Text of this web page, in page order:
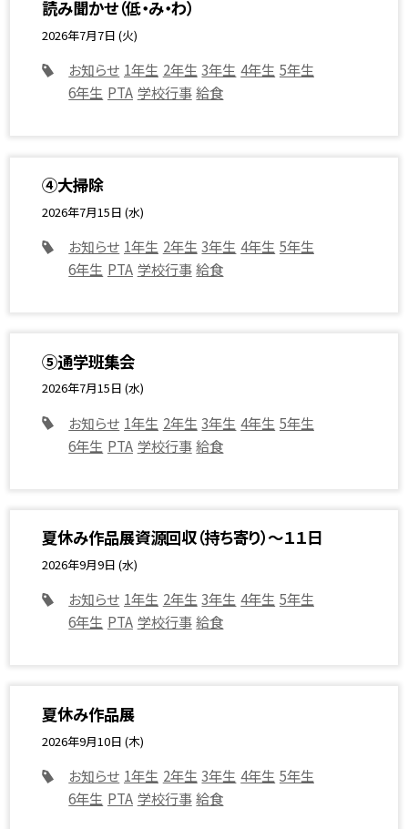
読み聞かせ（低・み・わ）
2026年7月7日 (火)
お知らせ 1年生 2年生 3年生 4年生 5年生
6年生 PTA 学校行事 給食
④大掃除
2026年7月15日 (水)
お知らせ 1年生 2年生 3年生 4年生 5年生
6年生 PTA 学校行事 給食
⑤通学班集会
2026年7月15日 (水)
お知らせ 1年生 2年生 3年生 4年生 5年生
6年生 PTA 学校行事 給食
夏休み作品展資源回収（持ち寄り）～１１日
2026年9月9日 (水)
お知らせ 1年生 2年生 3年生 4年生 5年生
6年生 PTA 学校行事 給食
夏休み作品展
2026年9月10日 (木)
お知らせ 1年生 2年生 3年生 4年生 5年生
6年生 PTA 学校行事 給食